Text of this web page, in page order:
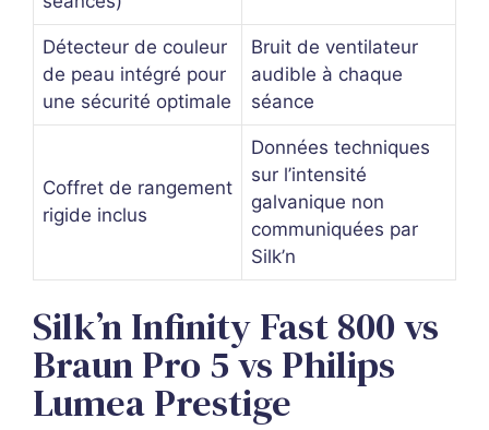
Détecteur de couleur
de peau intégré pour
une sécurité optimale
Bruit de ventilateur
audible à chaque
séance
Coffret de rangement
rigide inclus
Données techniques
sur l’intensité
galvanique non
communiquées par
Silk’n
Silk’n Infinity Fast 800 vs
Braun Pro 5 vs Philips
Lumea Prestige